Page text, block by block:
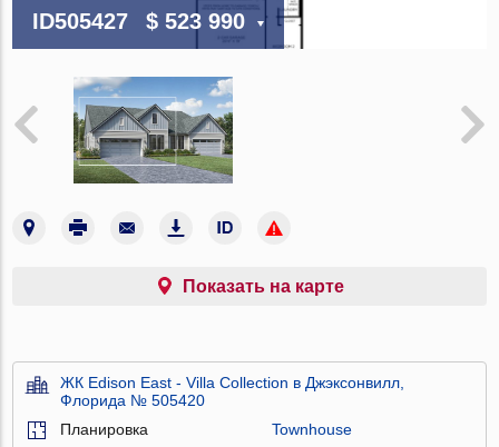
ID505427 $ 523 990
Показать на карте
ЖК Edison East - Villa Collection в Джэксонвилл,
Флорида № 505420
Планировка
Townhouse